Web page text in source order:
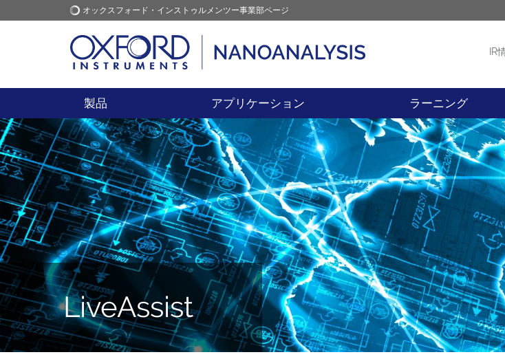
オックスフォード・インストゥルメンツー事業部ページ
オックスフォード・インス
トゥルメンツ
アプリケーション IR
製品 アプリケーション ラーニング
LiveAssist